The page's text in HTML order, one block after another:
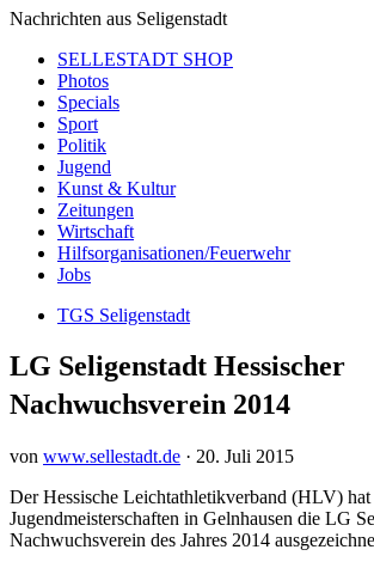
Nachrichten aus Seligenstadt
SELLESTADT SHOP
Photos
Specials
Sport
Politik
Jugend
Kunst & Kultur
Zeitungen
Wirtschaft
Hilfsorganisationen/Feuerwehr
Jobs
TGS Seligenstadt
LG Seligenstadt Hessischer
Nachwuchsverein 2014
von www.sellestadt.de · 20. Juli 2015
Der Hessische Leichtathletikverband (HLV) hat
Jugendmeisterschaften in Gelnhausen die LG
Nachwuchsverein des Jahres 2014